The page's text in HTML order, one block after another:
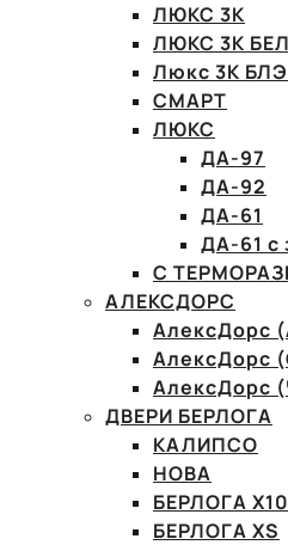
ЛЮКС 3К
ЛЮКС 3К
Люкс 3К
СМАРТ
ЛЮКС
ДА-97
ДА-92
ДА-61
ДА-61 с
С
АЛЕКСДОРС
АлексДорс
АлексДорс
АлексДорс
ДВЕРИ БЕРЛОГА
КАЛИПСО
НОВА
БЕРЛОГА Х10
БЕРЛОГА XS